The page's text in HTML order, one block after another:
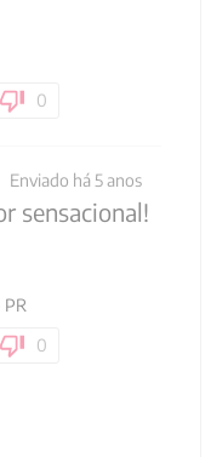
0
Enviado há 5 anos
sensacional!
0